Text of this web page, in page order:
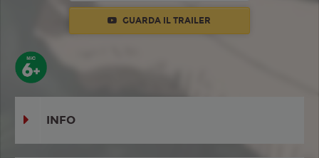
GUARDA IL TRAILER
INFO